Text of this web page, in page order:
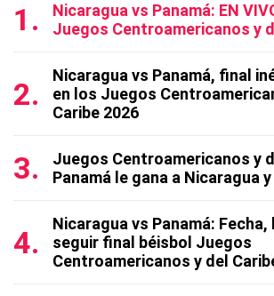
Nicaragua vs Panamá: EN
Juegos Centroamericanos y
Nicaragua vs Panamá, final
en los Juegos
Caribe 2026
Juegos Centroamericanos y
Panamá le gana a Nicaragua
Nicaragua vs Panamá:
seguir final béisbol Juegos
Centroamericanos y del